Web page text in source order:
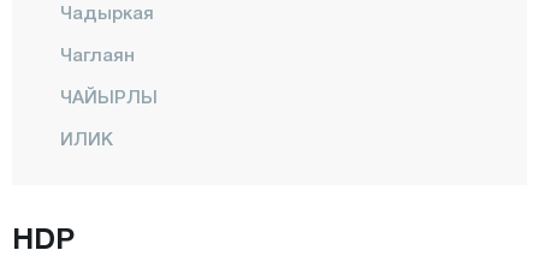
Чадыркая
Чаглаян
ЧАЙЫРЛЫ
ИЛИК
HDP